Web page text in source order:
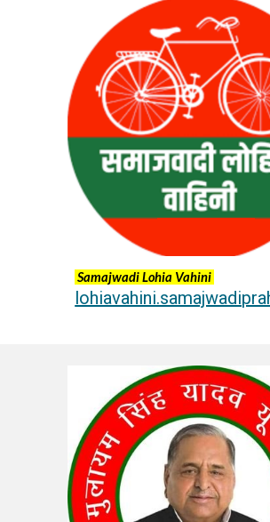
Samajwadi Lohia Vahini